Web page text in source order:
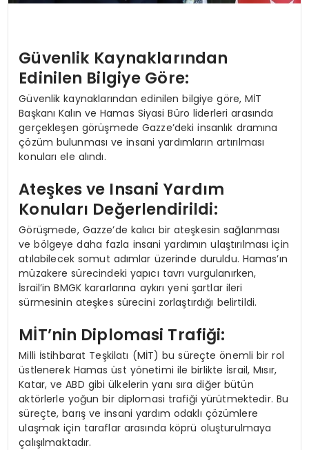
Güvenlik Kaynaklarından
Edinilen Bilgiye Göre:
Güvenlik kaynaklarından edinilen bilgiye göre, MİT
Başkanı Kalın ve Hamas Siyasi Büro liderleri arasında
gerçekleşen görüşmede Gazze’deki insanlık dramına
çözüm bulunması ve insani yardımların artırılması
konuları ele alındı.
Ateşkes ve Insani Yardım
Konuları Değerlendirildi:
Görüşmede, Gazze’de kalıcı bir ateşkesin sağlanması
ve bölgeye daha fazla insani yardımın ulaştırılması için
atılabilecek somut adımlar üzerinde duruldu. Hamas’ın
müzakere sürecindeki yapıcı tavrı vurgulanırken,
İsrail’in BMGK kararlarına aykırı yeni şartlar ileri
sürmesinin ateşkes sürecini zorlaştırdığı belirtildi.
MİT’nin Diplomasi Trafiği:
Milli İstihbarat Teşkilatı (MİT) bu süreçte önemli bir rol
üstlenerek Hamas üst yönetimi ile birlikte İsrail, Mısır,
Katar, ve ABD gibi ülkelerin yanı sıra diğer bütün
aktörlerle yoğun bir diplomasi trafiği yürütmektedir. Bu
süreçte, barış ve insani yardım odaklı çözümlere
ulaşmak için taraflar arasında köprü oluşturulmaya
çalışılmaktadır.